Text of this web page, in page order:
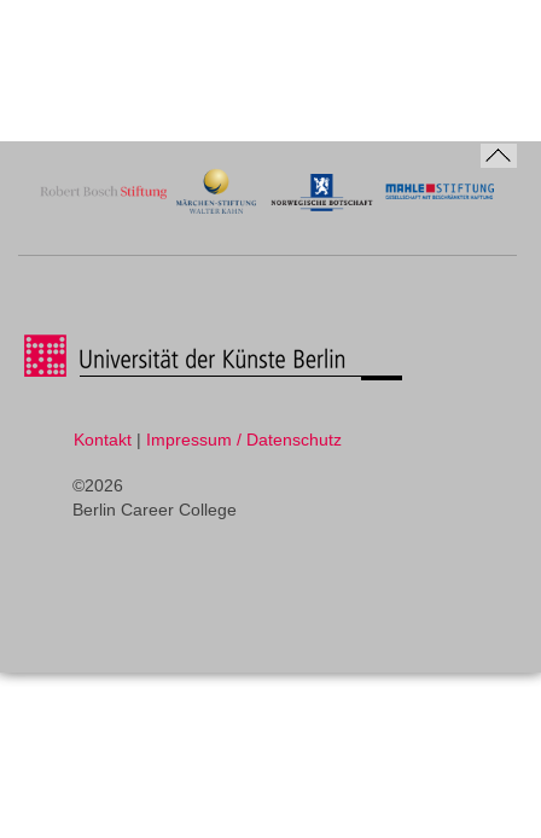
Kontakt | Impressum / Datenschutz
©2026
Berlin Career College